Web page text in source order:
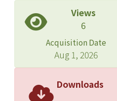
Views
6
Acquisition Date
Aug 1, 2026
Downloads